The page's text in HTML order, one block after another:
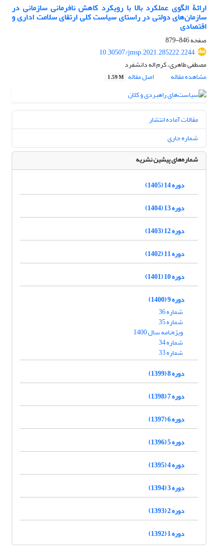
ارائۀ الگوی عملکرد بالا با رویکرد کاهش نافرمانی سازمانی در
سازمان‌های دولتی در راستای سیاست کلی ارتقای سلامت اداری و
اقتصادی
صفحه846-879
10.30507/jmsp.2021.285222.2244
مصطفی طاهری، کرم اله دانشفرد
مشاهده مقاله
اصل مقاله 1.59 M
مقالات آماده انتشار
شماره جاری
شماره‌های پیشین نشریه
دوره 14 (1405)
دوره 13 (1404)
دوره 12 (1403)
دوره 11 (1402)
دوره 10 (1401)
دوره 9 (1400)
شماره 36
شماره 35
ویژه‌نامه سال 1400
شماره 34
شماره 33
دوره 8 (1399)
دوره 7 (1398)
دوره 6 (1397)
دوره 5 (1396)
دوره 4 (1395)
دوره 3 (1394)
دوره 2 (1393)
دوره 1 (1392)